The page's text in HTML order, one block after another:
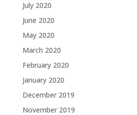
July 2020
June 2020
May 2020
March 2020
February 2020
January 2020
December 2019
November 2019